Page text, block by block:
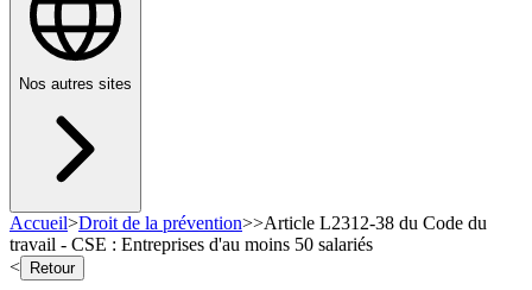
Nos autres sites
Accueil>Droit de la prévention>>Article L2312-38 du Code du
travail - CSE : Entreprises d'au moins 50 salariés
<
Retour